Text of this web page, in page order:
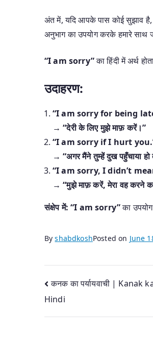
अंत में, यदि आपके पास कोई सुझाव
अनुभाग का उपयोग करके हमारे साथ
“I am sorry”का हिंदी में अर्थ
उदाहरण:
“I am sorry for being
→“देरी के लिए मुझे माफ़ करें।”
“I am sorry if I hurt
→“अगर मैंने तुम्हें दुख पहुँचाया
“I am sorry, I didn’t
→“मुझे माफ़ करें, मेरा वह करने का
संक्षेप में: “I am sorry”का
ByshabdkoshPosted on June
Post
navigation
कनक का पर्यायवाची | Kanak
Hindi